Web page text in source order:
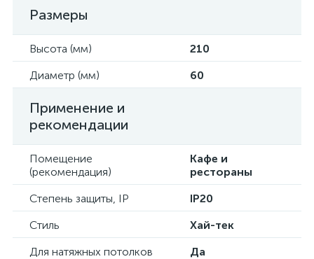
Размеры
Высота (мм)
210
Диаметр (мм)
60
Применение и
рекомендации
Помещение
(рекомендация)
Кафе и
рестораны
Степень защиты, IP
IP20
Стиль
Хай-тек
Для натяжных потолков
Да